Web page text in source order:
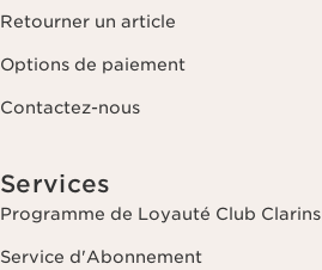
Retourner un article
Options de paiement
Contactez-nous
Services
Programme de Loyauté Club Clarins
Service d'Abonnement